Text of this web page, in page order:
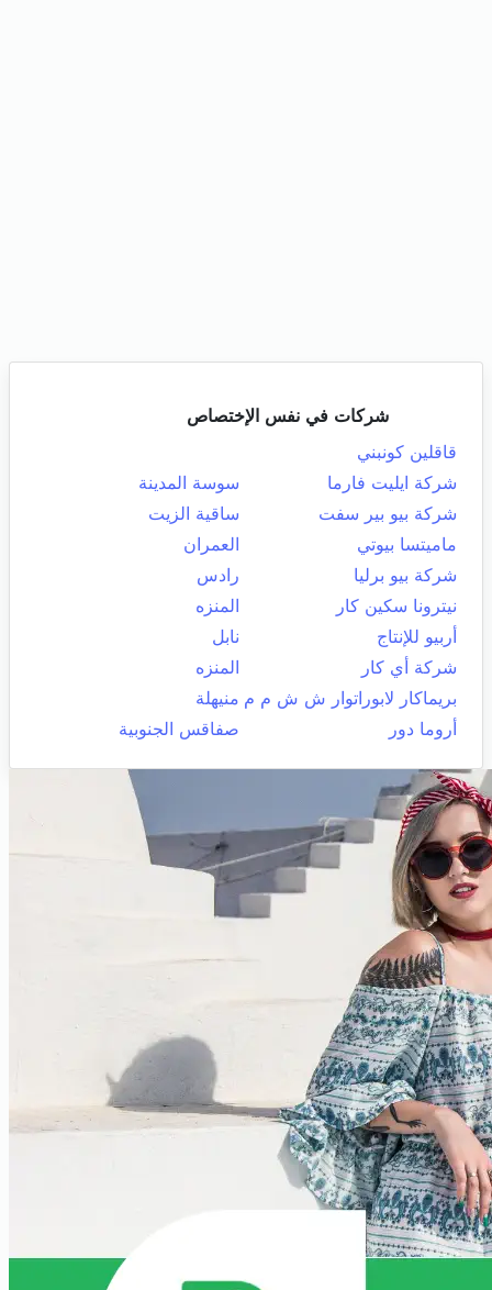
شركات في نفس الإختصاص
قاقلين كونبني
شركة ايليت فارما
سوسة المدينة
شركة بيو بير سفت
ساقية الزيت
ماميتسا بيوتي
العمران
شركة بيو برليا
رادس
نيترونا سكين كار
المنزه
أربيو للإنتاج
نابل
شركة أي كار
المنزه
بريماكار لابوراتوار ش ش م م منيهلة
أروما دور
صفاقس الجنوبية